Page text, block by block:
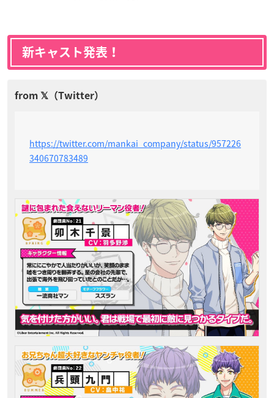
新キャスト発表！
https://twitter.com/mankai_company/status/957226
340670783489